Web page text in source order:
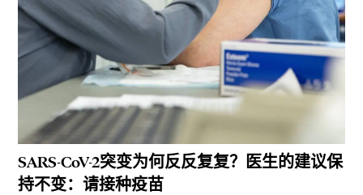
SARS-CoV-2突变为何反反复复？医生的建议保
持不变：请接种疫苗